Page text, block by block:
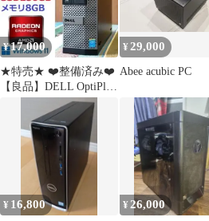
¥17,000
★特売★ ❤️整備済み❤️
【良品】DELL OptiPlex
¥29,000
Abee acubic PC
¥ 16,800 ¥ 26,000